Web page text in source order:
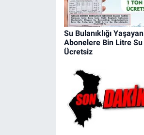
Su Bulanıklığı Yaşayan
Abonelere Bin Litre Su
Ücretsiz